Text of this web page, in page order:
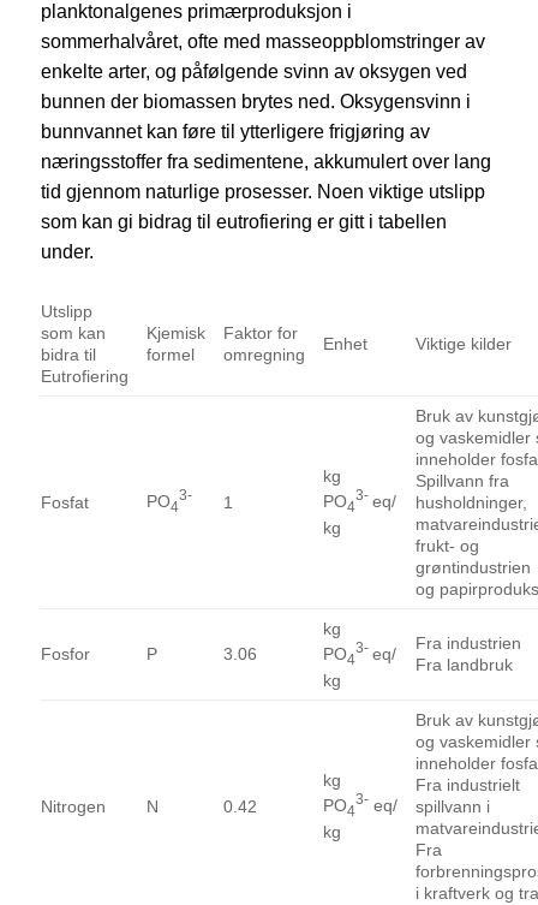
planktonalgenes primærproduksjon i
sommerhalvåret, ofte med masseoppblomstringer av
enkelte arter, og påfølgende svinn av oksygen ved
bunnen der biomassen brytes ned. Oksygensvinn i
bunnvannet kan føre til ytterligere frigjøring av
næringsstoffer fra sedimentene, akkumulert over lang
tid gjennom naturlige prosesser. Noen viktige utslipp
som kan gi bidrag til eutrofiering er gitt i tabellen
under.
Utslipp
som kan
bidra til
Eutrofiering
Kjemisk
formel
Faktor for
omregning
Enhet Viktige kilder
Fosfat PO4
3- 1
kg
PO4
3- eq/
kg
Bruk av
og vaskemidler
inneholder
Spillvann fra
husholdninger,
frukt- og
grøntindustrien
og
Fosfor P 3.06
kg
PO4
3- eq/
kg
Fra industrien
Fra landbruk
Nitrogen N 0.42
kg
PO4
3- eq/
kg
Bruk av
og vaskemidler
inneholder
Fra industrielt
spillvann i
Fra
i kraftverk og